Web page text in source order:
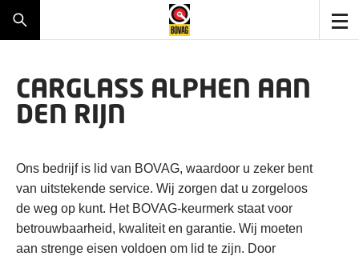
CARGLASS ALPHEN AAN
DEN RIJN
Ons bedrijf is lid van BOVAG, waardoor u zeker bent
van uitstekende service. Wij zorgen dat u zorgeloos
de weg op kunt. Het BOVAG-keurmerk staat voor
betrouwbaarheid, kwaliteit en garantie. Wij moeten
aan strenge eisen voldoen om lid te zijn. Door